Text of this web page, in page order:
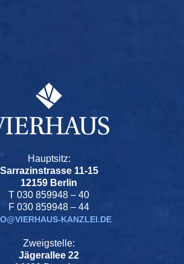
Hauptsitz:
Sarrazinstrasse 11-15
12159 Berlin
T 030 859948 – 40
F 030 859948 – 44
KANZLEI.DE
Zweigstelle:
Jägerallee 22